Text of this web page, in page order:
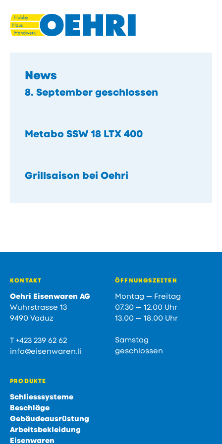
Navigieren
in
Seitenkontext
News
8. September geschlossen
Metabo SSW 18 LTX 400
Grillsaison bei Oehri
KONTAKT
Oehri Eisenwaren AG
Wuhrstrasse 13
9490 Vaduz
T +423 239 62 62
info@eisenwaren.li
ÖFFNUNGSZEITEN
Montag — Freitag
07.30 — 12.00 Uhr
13.00 — 18.00 Uhr
Samstag
geschlossen
PRODUKTE
Schliesssysteme
Beschläge
Gebäudeausrüstung
Arbeitsbekleidung
Eisenwaren